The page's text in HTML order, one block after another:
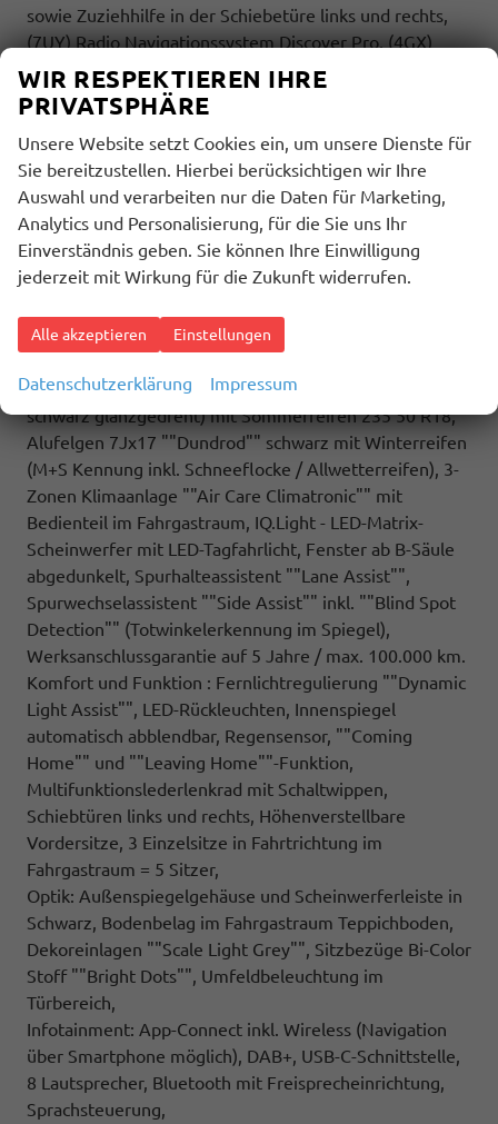
sowie Zuziehhilfe in der Schiebetüre links und rechts,
(7UY) Radio Navigationssystem Discover Pro, (4GX)
Frontscheibe beheizbar und geräuschdämmend, (7J2)
Digitalcockpit Pro, (9IJ) Mobiltelefonschnittstelle
elektrisch öffnend und schließend, (6I6) Travelassistent,
(2H5) Fahrprofilauswahl, (4K5) Zentralverriegelung
Keyless Advance (schlüsselloses Öffnen und Starten),
(7AL) Diebstahlwarnanlage, (7VL)
Warmwasserstandheizung im Fahrerhaus inkl.
Funkfernbedienung.
an Fahrzeugseite, Fahrzeugheck und im
Leichtmetallräder 7,5J x 18 (Sport Edition Design TN28,
schwarz glanzgedreht) mit Sommerreifen 235 50 R18,
Alufelgen 7Jx17 ""Dundrod"" schwarz mit Winterreifen
(M+S Kennung inkl. Schneeflocke / Allwetterreifen), 3-
Zonen Klimaanlage ""Air Care Climatronic"" mit
Bedienteil im Fahrgastraum, IQ.Light - LED-Matrix-
Scheinwerfer mit LED-Tagfahrlicht, Fenster ab B-Säule
abgedunkelt, Spurhalteassistent ""Lane Assist"",
Spurwechselassistent ""Side Assist"" inkl. ""Blind Spot
Detection"" (Totwinkelerkennung im Spiegel),
Werksanschlussgarantie auf 5 Jahre / max. 100.000 km.
Komfort und Funktion : Fernlichtregulierung ""Dynamic
Light Assist"", LED-Rückleuchten, Innenspiegel
automatisch abblendbar, Regensensor, ""Coming
Home"" und ""Leaving Home""-Funktion,
Multifunktionslederlenkrad mit Schaltwippen,
Schiebtüren links und rechts, Höhenverstellbare
Vordersitze, 3 Einzelsitze in Fahrtrichtung im
Fahrgastraum = 5 Sitzer,
Optik: Außenspiegelgehäuse und Scheinwerferleiste in
Schwarz, Bodenbelag im Fahrgastraum Teppichboden,
Dekoreinlagen ""Scale Light Grey"", Sitzbezüge Bi-Color
Stoff ""Bright Dots"", Umfeldbeleuchtung im
Türbereich,
Infotainment: App-Connect inkl. Wireless (Navigation
über Smartphone möglich), DAB+, USB-C-Schnittstelle,
8 Lautsprecher, Bluetooth mit Freisprecheinrichtung,
Sprachsteuerung,
WIR RESPEKTIEREN IHRE
PRIVATSPHÄRE
Unsere Website setzt Cookies ein, um unsere Dienste für
Sie bereitzustellen. Hierbei berücksichtigen wir Ihre
Auswahl und verarbeiten nur die Daten für Marketing,
Analytics und Personalisierung, für die Sie uns Ihr
Einverständnis geben. Sie können Ihre Einwilligung
jederzeit mit Wirkung für die Zukunft widerrufen.
Alle akzeptieren Einstellungen
Datenschutzerklärung Impressum